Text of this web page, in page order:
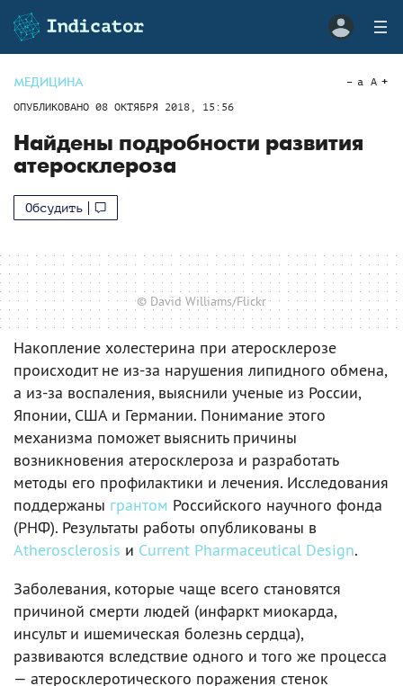
МЕДИЦИНА
ОПУБЛИКОВАНО 08 ОКТЯБРЯ 2018, 15:56
a A
Найдены подробности развития
атеросклероза
Обсудить
© David Williams/Flickr
Накопление холестерина при атеросклерозе
происходит не из-за нарушения липидного обмена,
а из-за воспаления, выяснили ученые из России,
Японии, США и Германии. Понимание этого
механизма поможет выяснить причины
возникновения атеросклероза и разработать
методы его профилактики и лечения. Исследования
поддержаны грантом Российского научного фонда
(РНФ). Результаты работы опубликованы в
Atherosclerosis и Current Pharmaceutical Design.
Заболевания, которые чаще всего становятся
причиной смерти людей (инфаркт миокарда,
инсульт и ишемическая болезнь сердца),
развиваются вследствие одного и того же процесса
— атеросклеротического поражения стенок